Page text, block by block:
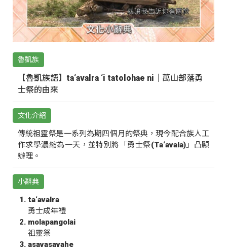
魯凱族
【魯凱族語】ta‘avalra ‘i tatolohae ni｜萬山部落勇
士祭的由來
文化介紹
傳統祖靈祭是一系列為期四個月的祭典，現今配合族人工
作求學濃縮為一天，並特別將「勇士祭(Ta‘avala)」凸顯
辦理。
小辭典
ta‘avalra
勇士成年禮
molapangolai
祖靈祭
asavasavahe